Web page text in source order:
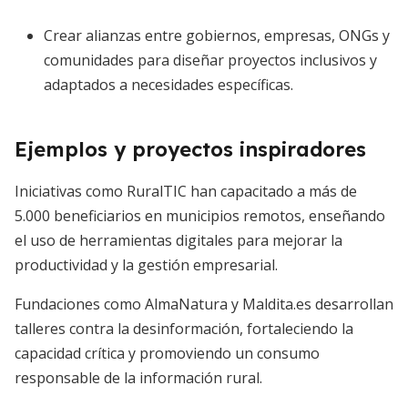
Crear alianzas entre gobiernos, empresas, ONGs y
comunidades para diseñar proyectos inclusivos y
adaptados a necesidades específicas.
Ejemplos y proyectos inspiradores
Iniciativas como RuralTIC han capacitado a más de
5.000 beneficiarios en municipios remotos, enseñando
el uso de herramientas digitales para mejorar la
productividad y la gestión empresarial.
Fundaciones como AlmaNatura y Maldita.es desarrollan
talleres contra la desinformación, fortaleciendo la
capacidad crítica y promoviendo un consumo
responsable de la información rural.